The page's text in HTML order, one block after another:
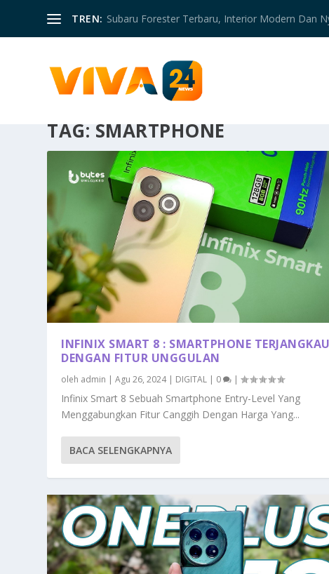
TREN: Subaru Forester Terbaru, Interior Modern Dan
TAG: SMARTPHONE
INFINIX SMART 8 : SMARTPHONE TERJANGKAU
DENGAN FITUR UNGGULAN
oleh admin |Agu 26, 2024| DIGITAL | 0 |
Infinix Smart 8 Sebuah Smartphone Entry-Level Yang
Menggabungkan Fitur Canggih Dengan Harga Yang...
BACA SELENGKAPNYA